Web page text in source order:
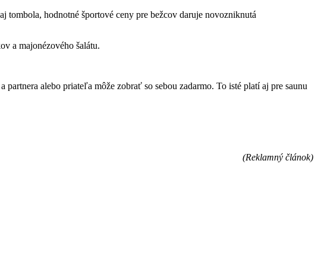
tombola, hodnotné športové ceny pre bežcov daruje novozniknutá
a majonézového šalátu.
alebo priateľa môže zobrať so sebou zadarmo. To isté platí aj pre saunu
(Reklamný článok)